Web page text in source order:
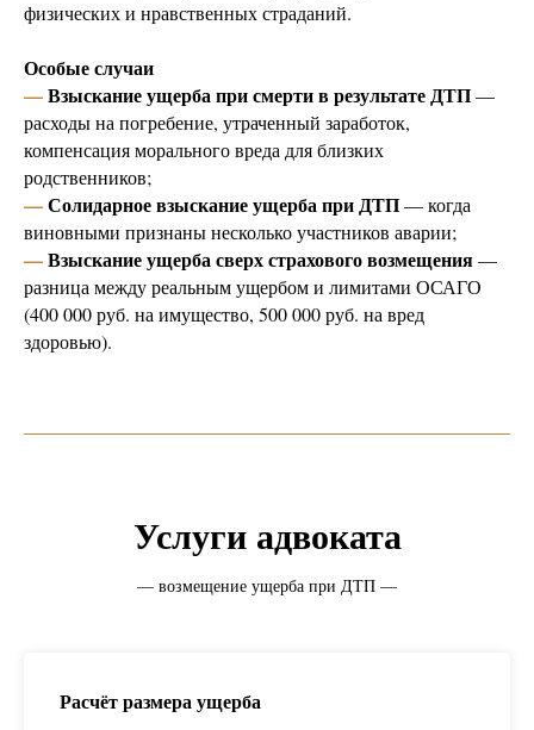
физических и нравственных страданий.
Особые случаи
—Взыскание ущерба при смерти в результате ДТП—
расходы на погребение, утраченный заработок,
компенсация морального вреда для близких
родственников;
—Солидарное взыскание ущерба при ДТП— когда
виновными признаны несколько участников аварии;
—Взыскание ущерба сверх страхового возмещения—
разница между реальным ущербом и лимитами ОСАГО
(400 000 руб. на имущество, 500 000 руб. на вред
здоровью).
Услуги адвоката
— возмещение ущерба при ДТП —
Расчёт размера ущерба